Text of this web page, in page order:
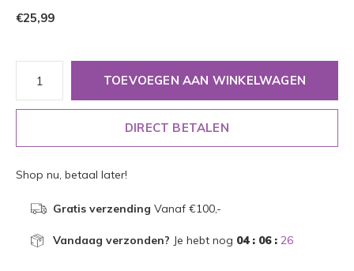
€25,99
TOEVOEGEN AAN WINKELWAGEN
DIRECT BETALEN
Shop nu, betaal later!
Gratis verzending Vanaf €100,-
Vandaag verzonden? Je hebt nog 04 : 06 : 26